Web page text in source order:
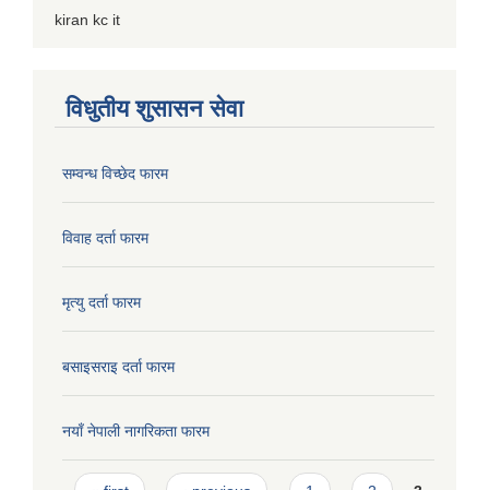
kiran kc it
विधुतीय शुसासन सेवा
सम्वन्ध विच्छेद फारम
विवाह दर्ता फारम
मृत्यु दर्ता फारम
बसाइसराइ दर्ता फारम
नयाँ नेपाली नागरिकता फारम